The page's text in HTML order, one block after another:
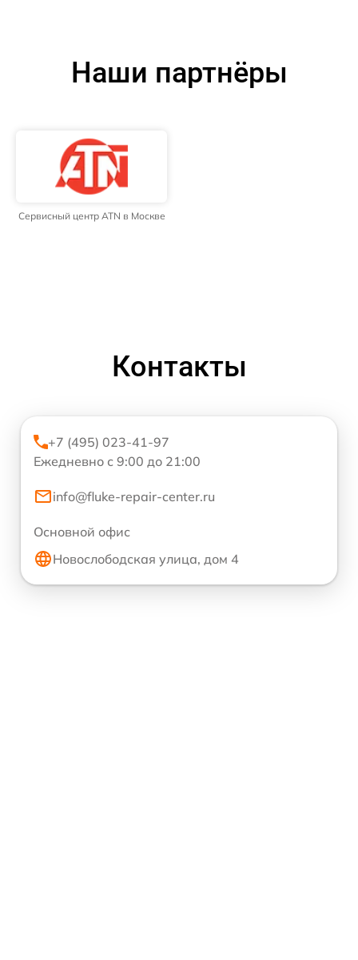
Наши партнёры
Сервисный центр ATN в Москве
Контакты
+7 (495) 023-41-97
Ежедневно с 9:00 до 21:00
info@fluke-repair-center.ru
Основной офис
Новослободская улица, дом 4